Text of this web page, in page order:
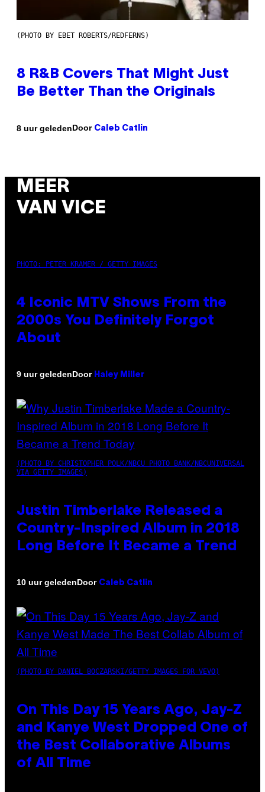
(PHOTO BY EBET ROBERTS/REDFERNS)
8 R&B Covers That Might Just
Be Better Than the Originals
8 uur geledenDoor Caleb Catlin
MEER
VAN VICE
PHOTO: PETER KRAMER / GETTY IMAGES
4 Iconic MTV Shows From the
2000s You Definitely Forgot
About
9 uur geledenDoor Haley Miller
(PHOTO BY CHRISTOPHER POLK/NBCU PHOTO BANK/NBCUNIVERSAL
VIA GETTY IMAGES)
Justin Timberlake Released a
Country-Inspired Album in 2018
Long Before It Became a Trend
10 uur geledenDoor Caleb Catlin
(PHOTO BY DANIEL BOCZARSKI/GETTY IMAGES FOR VEVO)
On This Day 15 Years Ago, Jay-Z
and Kanye West Dropped One of
the Best Collaborative Albums
of All Time